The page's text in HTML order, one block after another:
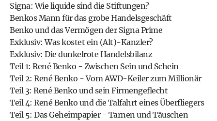
Signa: Wie liquide sind die Stiftungen?
Benkos Mann für das grobe Handelsgeschäft
Benko und das Vermögen der Signa Prime
Exklusiv: Was kostet ein (Alt)-Kanzler?
Exklusiv: Die dunkelrote Handelsbilanz
Teil 1: René Benko - Zwischen Sein und Schein
Teil 2: René Benko - Vom AWD-Keiler zum Millionär
Teil 3: René Benko und sein Firmengeflecht
Teil 4: René Benko und die Talfahrt eines Überfliegers
Teil 5: Das Geheimpapier - Tarnen und Täuschen